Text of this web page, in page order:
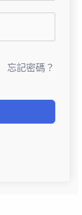
忘記密碼？